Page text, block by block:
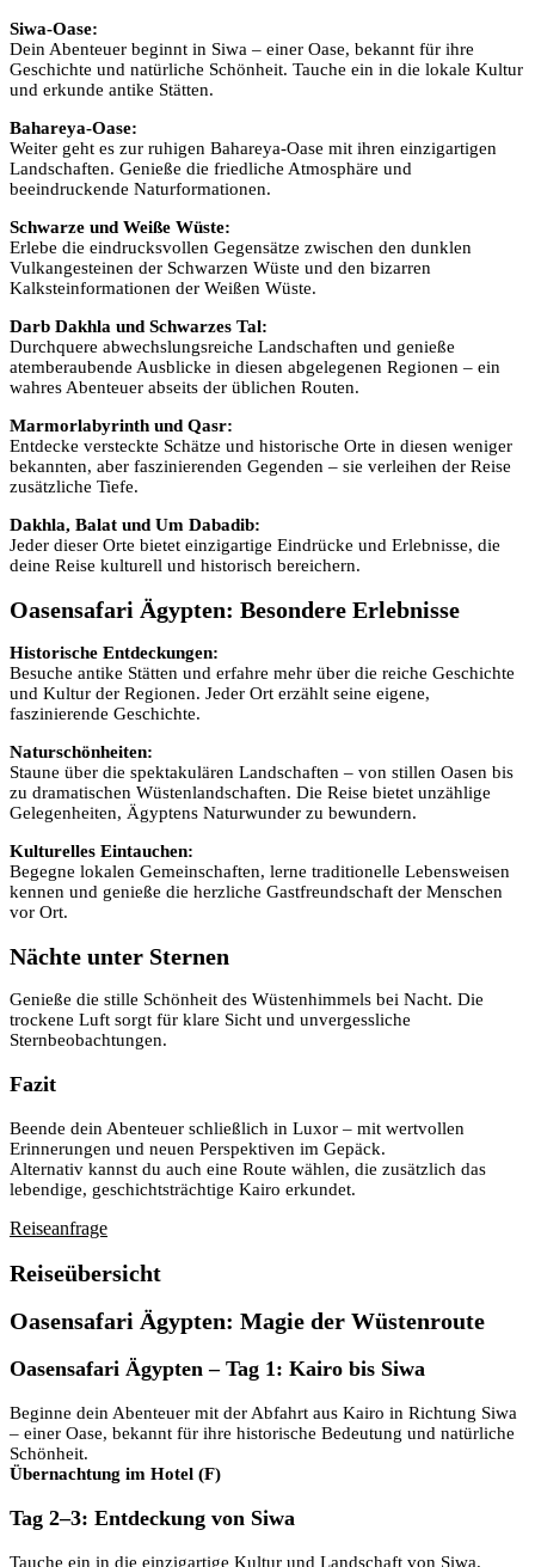
Siwa-Oase:
Dein Abenteuer beginnt in Siwa – einer Oase, bekannt für ihre
Geschichte und natürliche Schönheit. Tauche ein in die lokale Kultur
und erkunde antike Stätten.
Bahareya-Oase:
Weiter geht es zur ruhigen Bahareya-Oase mit ihren einzigartigen
Landschaften. Genieße die friedliche Atmosphäre und
beeindruckende Naturformationen.
Schwarze und Weiße Wüste:
Erlebe die eindrucksvollen Gegensätze zwischen den dunklen
Vulkangesteinen der Schwarzen Wüste und den bizarren
Kalksteinformationen der Weißen Wüste.
Darb Dakhla und Schwarzes Tal:
Durchquere abwechslungsreiche Landschaften und genieße
atemberaubende Ausblicke in diesen abgelegenen Regionen – ein
wahres Abenteuer abseits der üblichen Routen.
Marmorlabyrinth und Qasr:
Entdecke versteckte Schätze und historische Orte in diesen weniger
bekannten, aber faszinierenden Gegenden – sie verleihen der Reise
zusätzliche Tiefe.
Dakhla, Balat und Um Dabadib:
Jeder dieser Orte bietet einzigartige Eindrücke und Erlebnisse, die
deine Reise kulturell und historisch bereichern.
Oasensafari Ägypten: Besondere Erlebnisse
Historische Entdeckungen:
Besuche antike Stätten und erfahre mehr über die reiche Geschichte
und Kultur der Regionen. Jeder Ort erzählt seine eigene,
faszinierende Geschichte.
Naturschönheiten:
Staune über die spektakulären Landschaften – von stillen Oasen bis
zu dramatischen Wüstenlandschaften. Die Reise bietet unzählige
Gelegenheiten, Ägyptens Naturwunder zu bewundern.
Kulturelles Eintauchen:
Begegne lokalen Gemeinschaften, lerne traditionelle Lebensweisen
kennen und genieße die herzliche Gastfreundschaft der Menschen
vor Ort.
Nächte unter Sternen
Genieße die stille Schönheit des Wüstenhimmels bei Nacht. Die
trockene Luft sorgt für klare Sicht und unvergessliche
Sternbeobachtungen.
Fazit
Beende dein Abenteuer schließlich in Luxor – mit wertvollen
Erinnerungen und neuen Perspektiven im Gepäck.
Alternativ kannst du auch eine Route wählen, die zusätzlich das
lebendige, geschichtsträchtige Kairo erkundet.
Reiseanfrage
Reiseübersicht
Oasensafari Ägypten: Magie der Wüstenroute
Oasensafari Ägypten – Tag 1: Kairo bis Siwa
Beginne dein Abenteuer mit der Abfahrt aus Kairo in Richtung Siwa
– einer Oase, bekannt für ihre historische Bedeutung und natürliche
Schönheit.
Übernachtung im Hotel (F)
Tag 2–3: Entdeckung von Siwa
Tauche ein in die einzigartige Kultur und Landschaft von Siwa.